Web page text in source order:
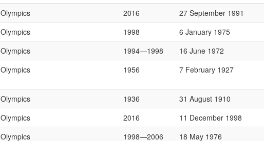
Olympics 2016 27 September 1991
Olympics 1998 6 January 1975
Olympics 1994—1998 16 June 1972
Olympics 1956 7 February 1927
Olympics 1936 31 August 1910
Olympics 2016 11 December 1998
Olympics 1998—2006 18 May 1976